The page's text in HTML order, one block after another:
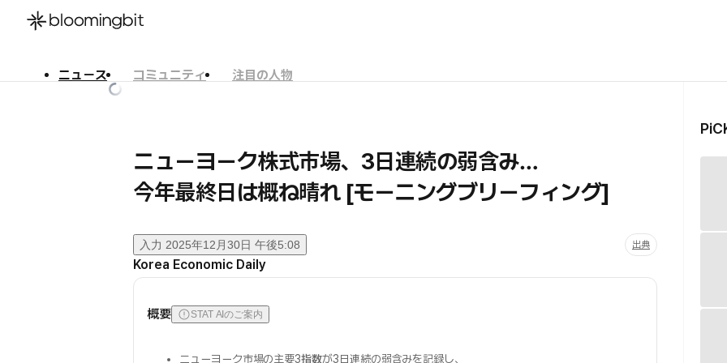
ニュース コミュニティ
注目の人物
ニューヨーク株式市場、3日連続の弱含み…
今年最終日は概ね晴れ [モーニングブリーフィング]
入力 2025年12月30日 午後5:08 出典
Korea Economic Daily
概要 STAT AIのご案内
ニューヨーク市場の主要3指数が3日連続の弱含みを記録し、